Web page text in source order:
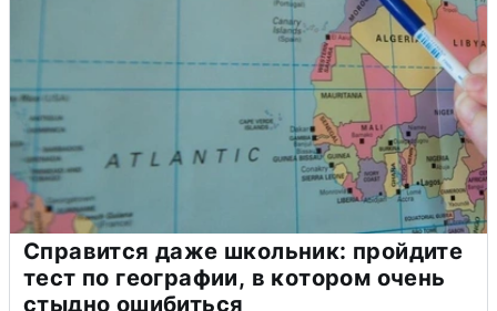
Справится даже школьник: пройдите
тест по географии, в котором очень
стыдно ошибиться